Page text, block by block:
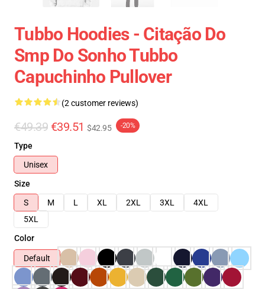
Tubbo Hoodies - Citação Do
Smp Do Sonho Tubbo
Capuchinho Pullover
(2 customer reviews)
€49.39 €39.51 $42.95 -20%
Type
Unisex
Size
S
M L XL 2XL 3XL
4XL
5XL
Color
Default